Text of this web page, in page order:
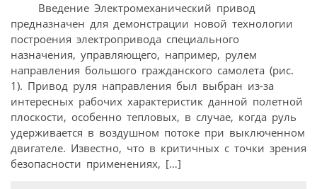
Введение Электромеханический привод
предназначен для демонстрации новой технологии
построения электропривода специального
назначения, управляющего, например, рулем
направления большого гражданского самолета (рис.
1). Привод руля направления был выбран из-за
интересных рабочих характеристик данной полетной
плоскости, особенно тепловых, в случае, когда руль
удерживается в воздушном потоке при выключенном
двигателе. Известно, что в критичных с точки зрения
безопасности применениях, […]